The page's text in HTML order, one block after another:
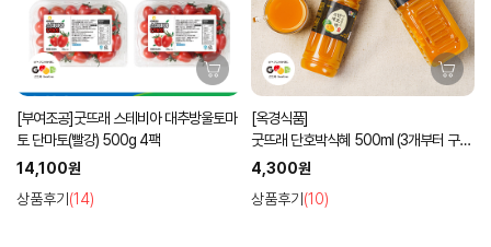
[부여조공]굿뜨래 스테비아 대추방울토마
토 단마토(빨강) 500g 4팩
14,100원
상품후기 (14)
[옥경식품]
굿뜨래 단호박식혜 500ml (3개부터 구입
가능)
4,300원
상품후기 (10)